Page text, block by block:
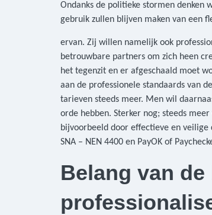
Ondanks de politieke stormen denken
gebruik zullen blijven maken van een
ervan. Zij willen namelijk ook
betrouwbare partners om zich heen
het tegenzit en er afgeschaald moet
aan de professionele standaards van
tarieven steeds meer. Men wil
orde hebben. Sterker nog; steeds
bijvoorbeeld door effectieve en
SNA – NEN 4400 en PayOK of
Belang van